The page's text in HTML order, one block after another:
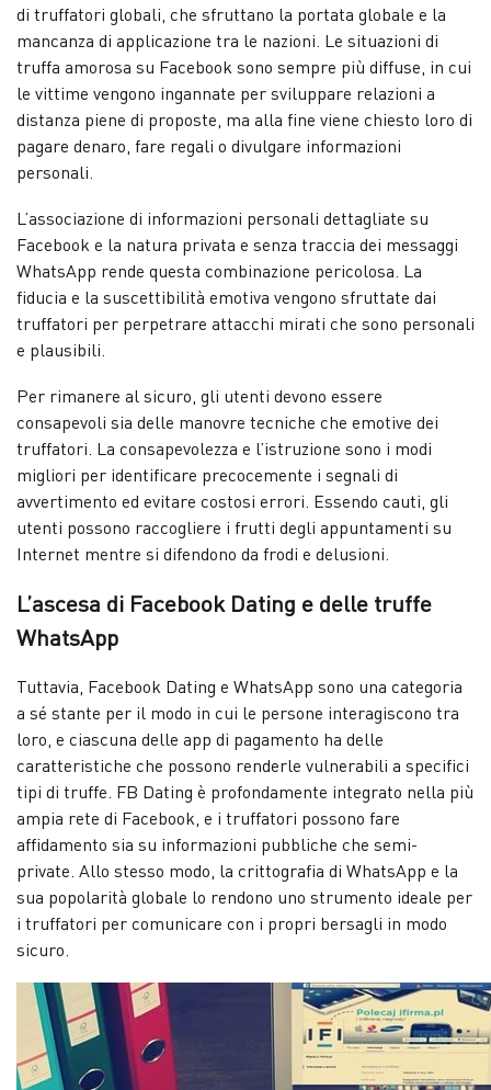
di truffatori globali, che sfruttano la portata globale e la
mancanza di applicazione tra le nazioni. Le situazioni di
truffa amorosa su Facebook sono sempre più diffuse, in cui
le vittime vengono ingannate per sviluppare relazioni a
distanza piene di proposte, ma alla fine viene chiesto loro di
pagare denaro, fare regali o divulgare informazioni
personali.
L’associazione di informazioni personali dettagliate su
Facebook e la natura privata e senza traccia dei messaggi
WhatsApp rende questa combinazione pericolosa. La
fiducia e la suscettibilità emotiva vengono sfruttate dai
truffatori per perpetrare attacchi mirati che sono personali
e plausibili.
Per rimanere al sicuro, gli utenti devono essere
consapevoli sia delle manovre tecniche che emotive dei
truffatori. La consapevolezza e l’istruzione sono i modi
migliori per identificare precocemente i segnali di
avvertimento ed evitare costosi errori. Essendo cauti, gli
utenti possono raccogliere i frutti degli appuntamenti su
Internet mentre si difendono da frodi e delusioni.
L’ascesa di Facebook Dating e delle truffe
WhatsApp
Tuttavia, Facebook Dating e WhatsApp sono una categoria
a sé stante per il modo in cui le persone interagiscono tra
loro, e ciascuna delle app di pagamento ha delle
caratteristiche che possono renderle vulnerabili a specifici
tipi di truffe. FB Dating è profondamente integrato nella più
ampia rete di Facebook, e i truffatori possono fare
affidamento sia su informazioni pubbliche che semi-
private. Allo stesso modo, la crittografia di WhatsApp e la
sua popolarità globale lo rendono uno strumento ideale per
i truffatori per comunicare con i propri bersagli in modo
sicuro.